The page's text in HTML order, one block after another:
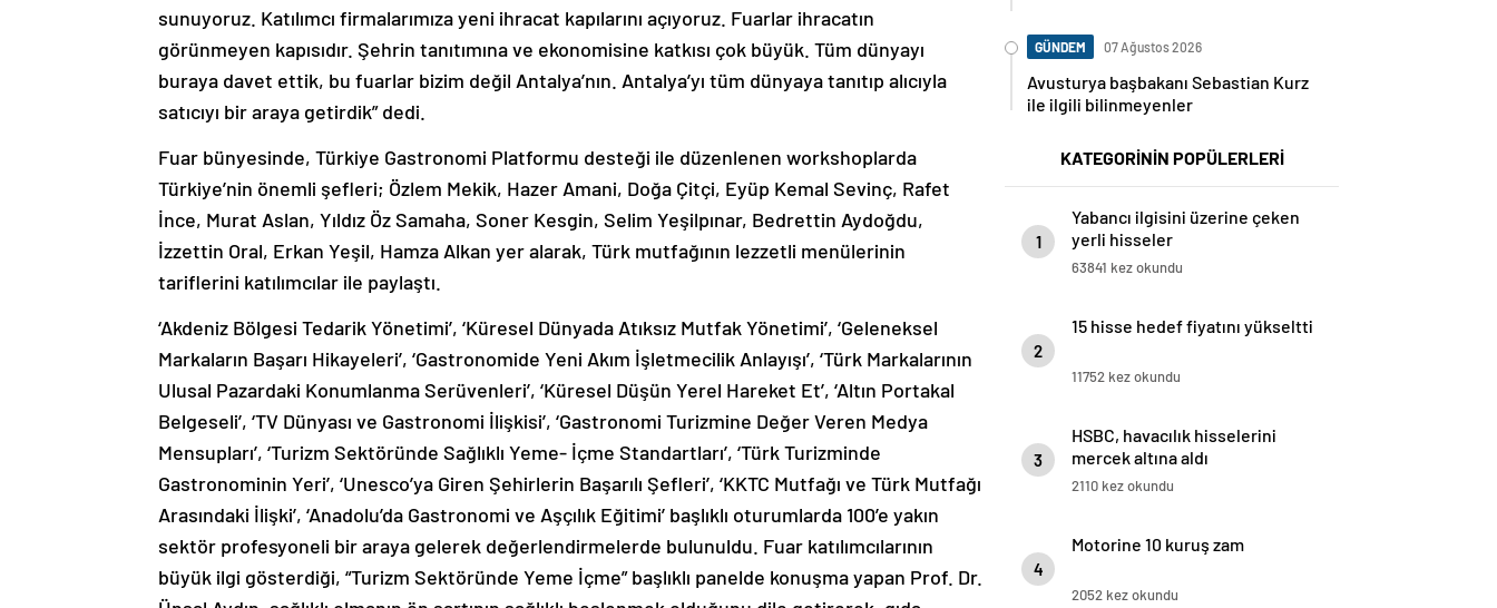
sunuyoruz. Katılımcı firmalarımıza yeni ihracat kapılarını açıyoruz. Fuarlar ihracatın
görünmeyen kapısıdır. Şehrin tanıtımına ve ekonomisine katkısı çok büyük. Tüm dünyayı
buraya davet ettik, bu fuarlar bizim değil Antalya’nın. Antalya’yı tüm dünyaya tanıtıp alıcıyla
satıcıyı bir araya getirdik” dedi.
Fuar bünyesinde, Türkiye Gastronomi Platformu desteği ile düzenlenen workshoplarda
Türkiye’nin önemli şefleri; Özlem Mekik, Hazer Amani, Doğa Çitçi, Eyüp Kemal Sevinç, Rafet
İnce, Murat Aslan, Yıldız Öz Samaha, Soner Kesgin, Selim Yeşilpınar, Bedrettin Aydoğdu,
İzzettin Oral, Erkan Yeşil, Hamza Alkan yer alarak, Türk mutfağının lezzetli menülerinin
tariflerini katılımcılar ile paylaştı.
‘Akdeniz Bölgesi Tedarik Yönetimi’, ‘Küresel Dünyada Atıksız Mutfak Yönetimi’, ‘Geleneksel
Markaların Başarı Hikayeleri’, ‘Gastronomide Yeni Akım İşletmecilik Anlayışı’, ‘Türk Markalarının
Ulusal Pazardaki Konumlanma Serüvenleri’, ‘Küresel Düşün Yerel Hareket Et’, ‘Altın Portakal
Belgeseli’, ‘TV Dünyası ve Gastronomi İlişkisi’, ‘Gastronomi Turizmine Değer Veren Medya
Mensupları’, ‘Turizm Sektöründe Sağlıklı Yeme- İçme Standartları’, ‘Türk Turizminde
Gastronominin Yeri’, ‘Unesco’ya Giren Şehirlerin Başarılı Şefleri’, ‘KKTC Mutfağı ve Türk Mutfağı
Arasındaki İlişki’, ‘Anadolu’da Gastronomi ve Aşçılık Eğitimi’ başlıklı oturumlarda 100’e yakın
sektör profesyoneli bir araya gelerek değerlendirmelerde bulunuldu. Fuar katılımcılarının
büyük ilgi gösterdiği, “Turizm Sektöründe Yeme İçme” başlıklı panelde konuşma yapan Prof. Dr.
GÜNDEM 07 Ağustos 2026
Avusturya başbakanı Sebastian Kurz
ile ilgili bilinmeyenler
KATEGORİNİN POPÜLERLERİ
1
Yabancı ilgisini üzerine çeken
yerli hisseler
63841 kez okundu
2
15 hisse hedef fiyatını yükseltti
11752 kez okundu
3
HSBC, havacılık hisselerini
mercek altına aldı
2110 kez okundu
4
Motorine 10 kuruş zam
2052 kez okundu